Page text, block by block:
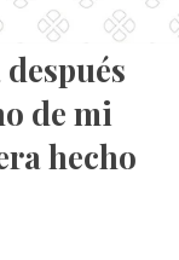
de mi
hecho